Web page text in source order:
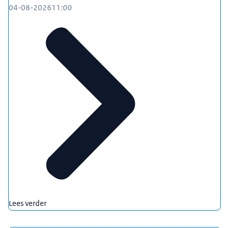
04-08-202611:00
Lees verder